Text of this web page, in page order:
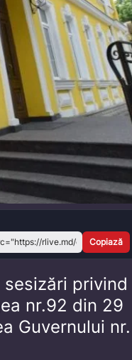
Copiază
privind
nr.92 din 29
Guvernului nr.